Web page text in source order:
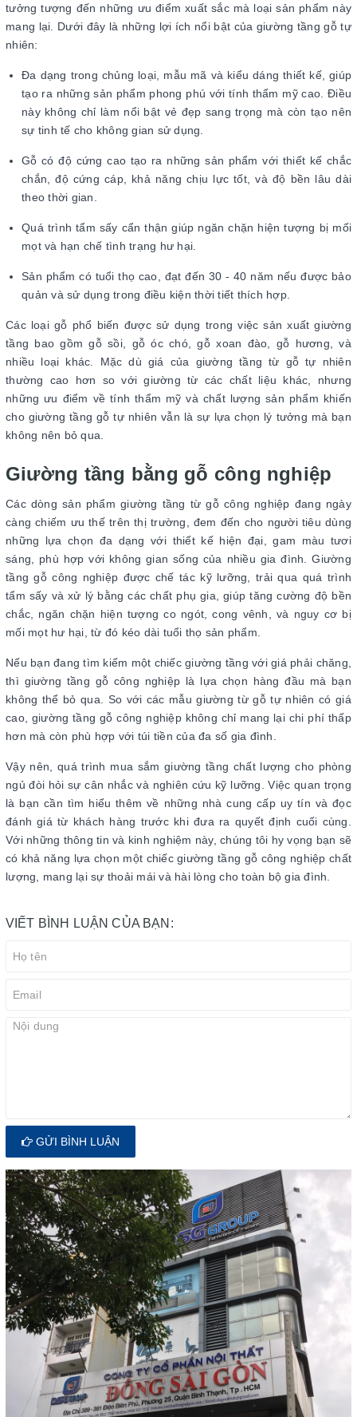
tưởng tượng đến những ưu điểm xuất sắc mà loại sản phẩm này
mang lại. Dưới đây là những lợi ích nổi bật của giường tầng gỗ tự
nhiên:
Đa dạng trong chủng loại, mẫu mã và kiểu dáng thiết kế, giúp
tạo ra những sản phẩm phong phú với tính thẩm mỹ cao. Điều
này không chỉ làm nổi bật vẻ đẹp sang trọng mà còn tạo nên
sự tinh tế cho không gian sử dụng.
Gỗ có độ cứng cao tạo ra những sản phẩm với thiết kế chắc
chắn, độ cứng cáp, khả năng chịu lực tốt, và độ bền lâu dài
theo thời gian.
Quá trình tẩm sấy cẩn thận giúp ngăn chặn hiện tượng bị mối
mọt và hạn chế tình trạng hư hại.
Sản phẩm có tuổi thọ cao, đạt đến 30 - 40 năm nếu được bảo
quản và sử dụng trong điều kiện thời tiết thích hợp.
Các loại gỗ phổ biến được sử dụng trong việc sản xuất giường
tầng bao gồm gỗ sồi, gỗ óc chó, gỗ xoan đào, gỗ hương, và
nhiều loại khác. Mặc dù giá của giường tầng từ gỗ tự nhiên
thường cao hơn so với giường từ các chất liệu khác, nhưng
những ưu điểm về tính thẩm mỹ và chất lượng sản phẩm khiến
cho giường tầng gỗ tự nhiên vẫn là sự lựa chọn lý tưởng mà bạn
không nên bỏ qua.
Giường tầng bằng gỗ công nghiệp
Các dòng sản phẩm giường tầng từ gỗ công nghiệp đang ngày
càng chiếm ưu thế trên thị trường, đem đến cho người tiêu dùng
những lựa chọn đa dạng với thiết kế hiện đại, gam màu tươi
sáng, phù hợp với không gian sống của nhiều gia đình. Giường
tầng gỗ công nghiệp được chế tác kỹ lưỡng, trải qua quá trình
tẩm sấy và xử lý bằng các chất phụ gia, giúp tăng cường độ bền
chắc, ngăn chặn hiện tượng co ngót, cong vênh, và nguy cơ bị
mối mọt hư hại, từ đó kéo dài tuổi thọ sản phẩm.
Nếu bạn đang tìm kiếm một chiếc giường tầng với giá phải chăng,
thì giường tầng gỗ công nghiệp là lựa chọn hàng đầu mà bạn
không thể bỏ qua. So với các mẫu giường từ gỗ tự nhiên có giá
cao, giường tầng gỗ công nghiệp không chỉ mang lại chi phí thấp
hơn mà còn phù hợp với túi tiền của đa số gia đình.
Vậy nên, quá trình mua sắm giường tầng chất lượng cho phòng
ngủ đòi hỏi sự cân nhắc và nghiên cứu kỹ lưỡng. Việc quan trọng
là bạn cần tìm hiểu thêm về những nhà cung cấp uy tín và đọc
đánh giá từ khách hàng trước khi đưa ra quyết định cuối cùng.
Với những thông tin và kinh nghiệm này, chúng tôi hy vọng bạn sẽ
có khả năng lựa chọn một chiếc giường tầng gỗ công nghiệp chất
lượng, mang lại sự thoải mái và hài lòng cho toàn bộ gia đình.
VIẾT BÌNH LUẬN CỦA BẠN:
GỬI BÌNH LUẬN